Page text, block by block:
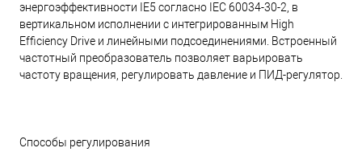
энергоэффективности IE5 согласно IEC 60034-30-2, в
вертикальном исполнении с интегрированным High
Efficiency Drive и линейными подсоединениями. Встроенный
частотный преобразователь позволяет варьировать
частоту вращения, регулировать давление и ПИД-регулятор.
Способы регулирования